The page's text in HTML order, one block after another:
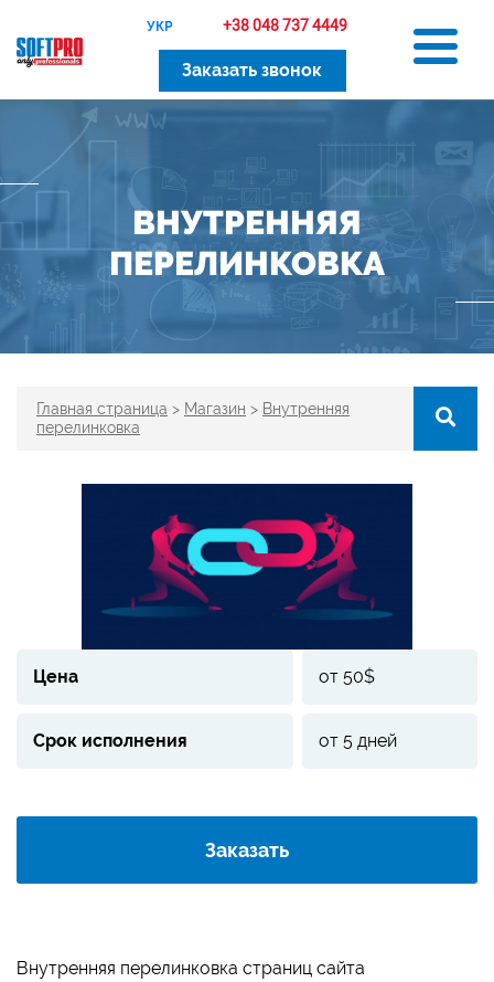
УКР +38 048 737 4449
Заказать звонок
ВНУТРЕННЯЯ
ПЕРЕЛИНКОВКА
Главная страница > Магазин > Внутренняя
перелинковка
Цена от 50$
Срок исполнения от 5 дней
Заказать
Внутренняя перелинковка страниц сайта